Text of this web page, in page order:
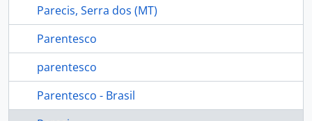
Parecis, Serra dos (MT)
Parentesco
parentesco
Parentesco - Brasil